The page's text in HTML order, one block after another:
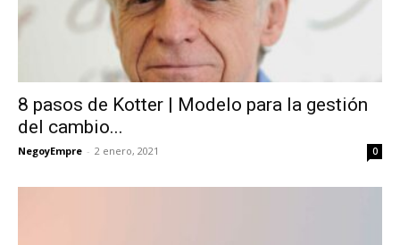
8 pasos de Kotter | Modelo para la gestión
del cambio...
NegoyEmpre - 2 enero, 2021 0